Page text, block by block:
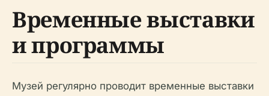
Временные выставки
и программы
Музей регулярно проводит временные выставки